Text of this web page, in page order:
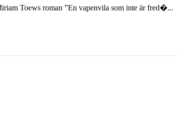
Toews roman ”En vapenvila som inte är fred�...